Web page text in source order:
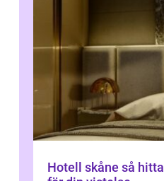
Hotell skåne så hittar du rätt boende